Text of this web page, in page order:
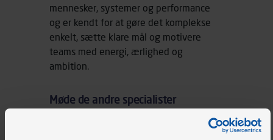
mennesker, systemer og performance
og er kendt for at gøre det komplekse
enkelt, sætte klare mål og motivere
teams med energi, ærlighed og
ambition.
Møde de andre specialister